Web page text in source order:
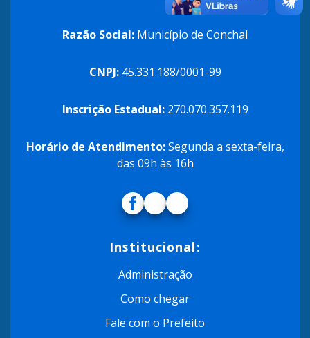
Razão Social: Município de Conchal
CNPJ:45.331.188/0001-99
Inscrição Estadual:270.070.357.119
Horário de Atendimento:Segunda a sexta-feira,
das 09h às 16h
Institucional:
Administração
Como chegar
Fale com o Prefeito